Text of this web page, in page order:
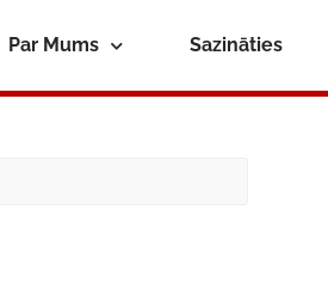
Par Mums Sazināties